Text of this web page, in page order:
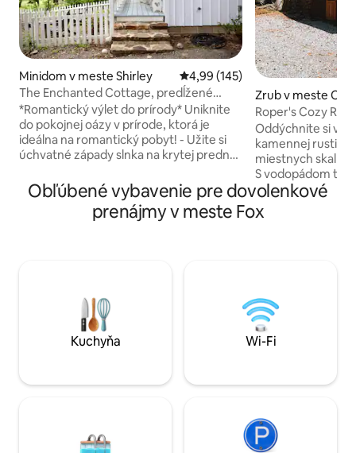
Minidom v meste Shirley Priemerné ohodnotenie 4,99 z
4,99 (145)
The Enchanted Cottage, predĺžené
pobyty sú vítané!
*Romantický výlet do prírody* Uniknite
do pokojnej oázy v prírode, ktorá je
ideálna na romantický pobyt! - Užite si
úchvatné západy slnka na krytej prednej
ohniska a vychutnajte si útulné noci pod
hviezdami. - Oddýchnite si v plne
oplotených predných a zadných
ktorá je ideálna na relaxáciu. – Krásna
vonkajšia sprcha pre dvoch
Zrub v meste Onia
Roper's Cozy
Oddýchnite si v
kamennej
miestnych
S vodopádom
jarnou nádržou
vedľa manželskej
pár. K dispozícii
na oddych s
kuchyňou,
stropnými
Obľúbené vybavenie pre dovolenkové
prenájmy v meste Fox
Kuchyňa Wi-Fi